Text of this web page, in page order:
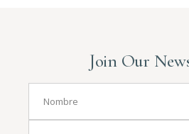
Join Our